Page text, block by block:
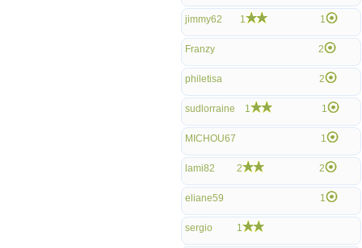
jimmy62 1 1
Franzy 2
philetisa 2
sudlorraine 1 1
MICHOU67 1
lami82 2 2
eliane59 1
sergio 1